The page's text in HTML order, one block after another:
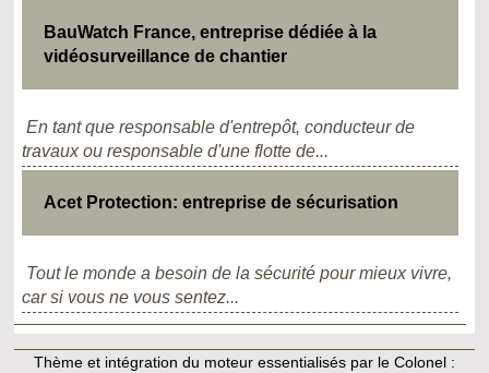
BauWatch France, entreprise dédiée à la
vidéosurveillance de chantier
En tant que responsable d'entrepôt, conducteur de
travaux ou responsable d'une flotte de...
Acet Protection: entreprise de sécurisation
Tout le monde a besoin de la sécurité pour mieux vivre,
car si vous ne vous sentez...
Thème et intégration du moteur essentialisés par le Colonel :